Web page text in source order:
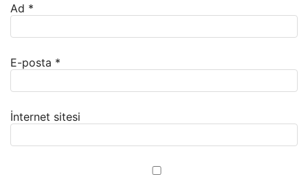
Ad *
E-posta *
İnternet sitesi